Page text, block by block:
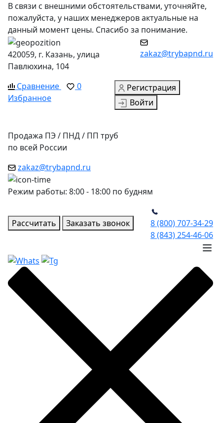
В связи с внешними обстоятельствами, уточняйте,
пожалуйста, у наших менеджеров актуальные на
данный момент цены. Спасибо за понимание.
420059, г. Казань, улица
Павлюхина, 104
zakaz@trybapnd.ru
Сравнение
0
Избранное
Регистрация
Войти
Продажа ПЭ / ПНД / ПП труб
по всей России
zakaz@trybapnd.ru
Режим работы: 8:00 - 18:00 по будням
Рассчитать Заказать звонок
8 (800) 707-34-29
8 (843) 254-46-06